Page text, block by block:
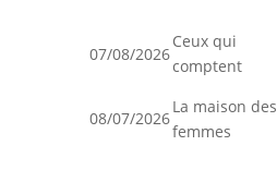
07/08/2026
Ceux qui
comptent
08/07/2026
La maison des
femmes